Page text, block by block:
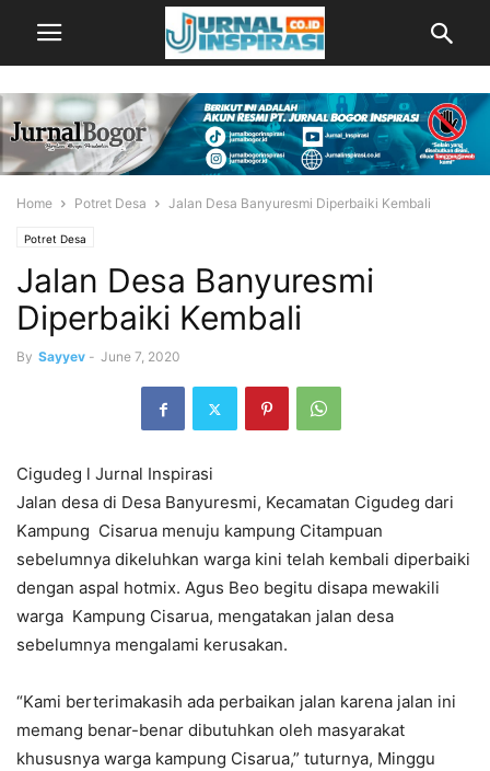
Home Potret Desa Jalan Desa Banyuresmi Diperbaiki Kembali
Potret Desa
Jalan Desa Banyuresmi
Diperbaiki Kembali
By Sayyev - June 7, 2020
Cigudeg l Jurnal Inspirasi
Jalan desa di Desa Banyuresmi, Kecamatan Cigudeg dari
Kampung Cisarua menuju kampung Citampuan
sebelumnya dikeluhkan warga kini telah kembali diperbaiki
dengan aspal hotmix. Agus Beo begitu disapa mewakili
warga Kampung Cisarua, mengatakan jalan desa
sebelumnya mengalami kerusakan.
“Kami berterimakasih ada perbaikan jalan karena jalan ini
memang benar-benar dibutuhkan oleh masyarakat
khususnya warga kampung Cisarua,” tuturnya, Minggu